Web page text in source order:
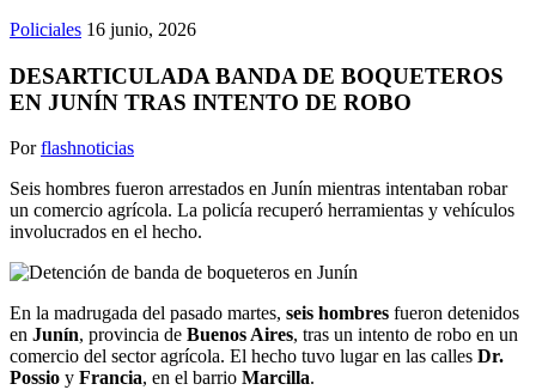
Policiales 16 junio, 2026
DESARTICULADA BANDA DE BOQUETEROS
EN JUNÍN TRAS INTENTO DE ROBO
Porflashnoticias
Seis hombres fueron arrestados en Junín mientras intentaban robar
un comercio agrícola. La policía recuperó herramientas y vehículos
involucrados en el hecho.
En la madrugada del pasado martes, seis hombres fueron detenidos
en Junín, provincia de Buenos Aires, tras un intento de robo en un
comercio del sector agrícola. El hecho tuvo lugar en las calles Dr.
Possio y Francia, en el barrio Marcilla.